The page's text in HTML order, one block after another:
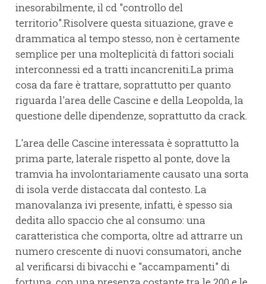
inesorabilmente, il cd "controllo del
territorio".Risolvere questa situazione, grave e
drammatica al tempo stesso, non è certamente
semplice per una molteplicità di fattori sociali
interconnessi ed a tratti incancreniti.La prima
cosa da fare è trattare, soprattutto per quanto
riguarda l'area delle Cascine e della Leopolda, la
questione delle dipendenze, soprattutto da crack.
L'area delle Cascine interessata è soprattutto la
prima parte, laterale rispetto al ponte, dove la
tramvia ha involontariamente causato una sorta
di isola verde distaccata dal contesto. La
manovalanza ivi presente, infatti, è spesso sia
dedita allo spaccio che al consumo: una
caratteristica che comporta, oltre ad attrarre un
numero crescente di nuovi consumatori, anche
al verificarsi di bivacchi e "accampamenti" di